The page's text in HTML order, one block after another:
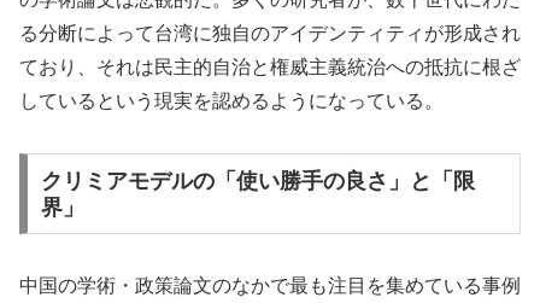
る分断によって台湾に独自のアイデンティティが形成され
ており、それは民主的自治と権威主義統治への抵抗に根ざ
しているという現実を認めるようになっている。
クリミアモデルの「使い勝手の良さ」と「限
界」
中国の学術・政策論文のなかで最も注目を集めている事例